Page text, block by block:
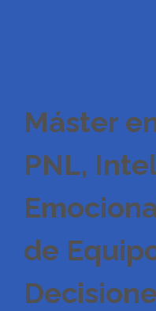
Máster
PNL,
de